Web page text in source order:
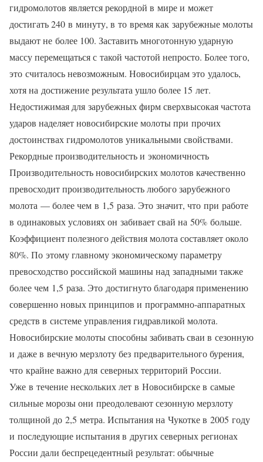
гидромолотов является рекордной в мире и может
достигать 240 в минуту, в то время как зарубежные молоты
выдают не более 100. Заставить многотонную ударную
массу перемещаться с такой частотой непросто. Более того,
это считалось невозможным. Новосибирцам это удалось,
хотя на достижение результата ушло более 15 лет.
Недостижимая для зарубежных фирм сверхвысокая частота
ударов наделяет новосибирские молоты при прочих
достоинствах гидромолотов уникальными свойствами.
Рекордные производительность и экономичность
Производительность новосибирских молотов качественно
превосходит производительность любого зарубежного
молота — более чем в 1,5 раза. Это значит, что при работе
в одинаковых условиях он забивает свай на 50% больше.
Коэффициент полезного действия молота составляет около
80%. По этому главному экономическому параметру
превосходство российской машины над западными также
более чем 1,5 раза. Это достигнуто благодаря применению
совершенно новых принципов и программно-аппаратных
средств в системе управления гидравликой молота.
Новосибирские молоты способны забивать сваи в сезонную
и даже в вечную мерзлоту без предварительного бурения,
что крайне важно для северных территорий России.
Уже в течение нескольких лет в Новосибирске в самые
сильные морозы они преодолевают сезонную мерзлоту
толщиной до 2,5 метра. Испытания на Чукотке в 2005 году
и последующие испытания в других северных регионах
России дали беспрецедентный результат: обычные